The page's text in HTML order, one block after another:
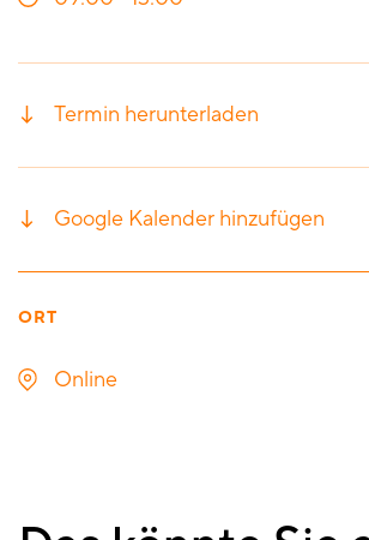
Termin herunterladen
Google Kalender hinzufügen
ORT
Online